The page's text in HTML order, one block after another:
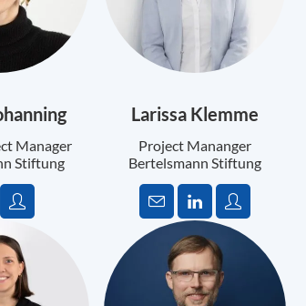
Manager
Stiftung
Larissa Klemme
Project Mananger
Bertelsmann Stiftung